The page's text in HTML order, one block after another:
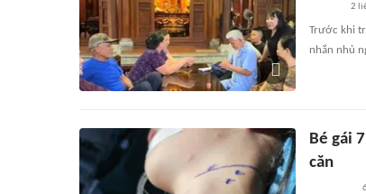
2
Trước khi
nhắn nhủ
Bé gái
căn
6